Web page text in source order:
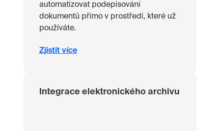
automatizovat podepisování
dokumentů přímo v prostředí, které už
používáte.
Zjistit více
Integrace elektronického archivu